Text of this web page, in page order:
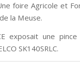
foire Agricole et
la Meuse.
exposait une
SK140SRLC.